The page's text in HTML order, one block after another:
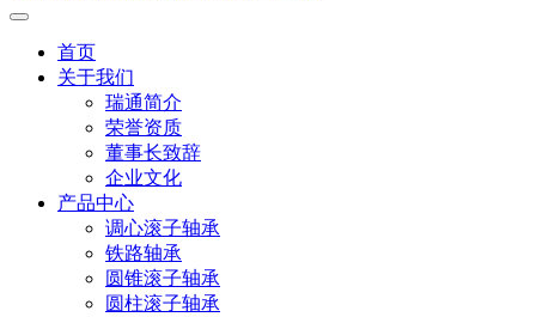
首页
关于我们
瑞通简介
荣誉资质
董事长致辞
企业文化
产品中心
调心滚子轴承
铁路轴承
圆锥滚子轴承
圆柱滚子轴承